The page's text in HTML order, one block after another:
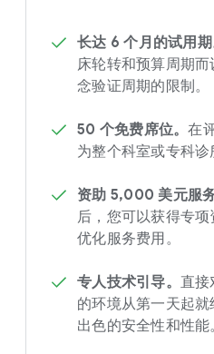
长达 6 个月的试用期
床轮转和预算周期
念验证周期的限制。
50 个免费席位。在
为整个科室或专科诊
资助 5,000 美元服务
后，您可以获得专
优化服务费用。
专人技术引导。 直接
的环境从第一天起
出色的安全性和性能